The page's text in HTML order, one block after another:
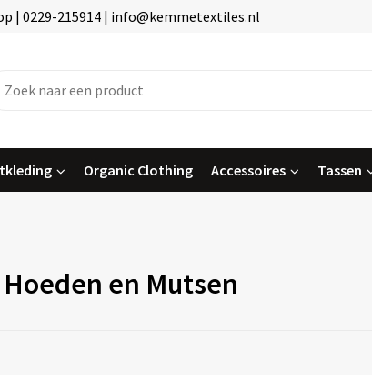
| 0229-215914 | info@kemmetextiles.nl
Organic Clothing Accessoires Tassen
Hoeden en Mutsen